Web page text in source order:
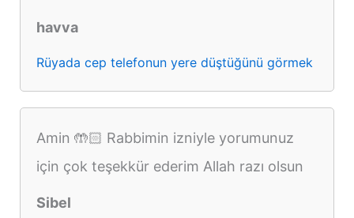
havva
Rüyada cep telefonun yere düştüğünü görmek
Amin 🤲🏻 Rabbimin izniyle yorumunuz
için çok teşekkür ederim Allah razı olsun
Sibel